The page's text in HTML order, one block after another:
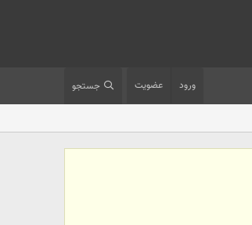
ورود عضویت جستجو